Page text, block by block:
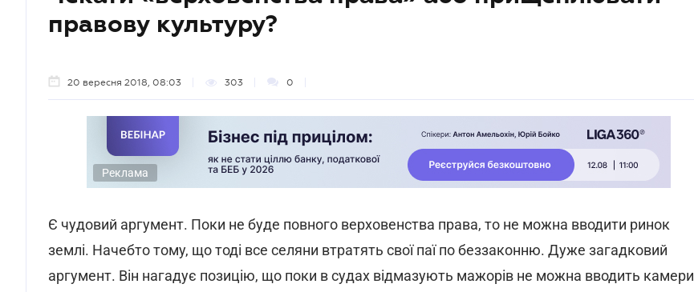
правову культуру?
20 вересня 2018, 08:03 303 0
Реклама
Є чудовий аргумент. Поки не буде повного верховенства права, то не можна вводити ринок
землі. Начебто тому, що тоді все селяни втратять свої паї по беззаконню. Дуже загадковий
аргумент. Він нагадує позицію, що поки в судах відмазують мажорів не можна вводить камери